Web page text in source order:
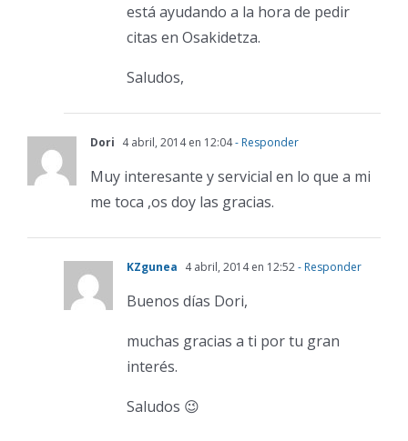
está ayudando a la hora de pedir
citas en Osakidetza.
Saludos,
Dori 4 abril, 2014 en 12:04- Responder
Muy interesante y servicial en lo que a mi
me toca ,os doy las gracias.
KZgunea 4 abril, 2014 en 12:52- Responder
Buenos días Dori,
muchas gracias a ti por tu gran
interés.
Saludos 😉